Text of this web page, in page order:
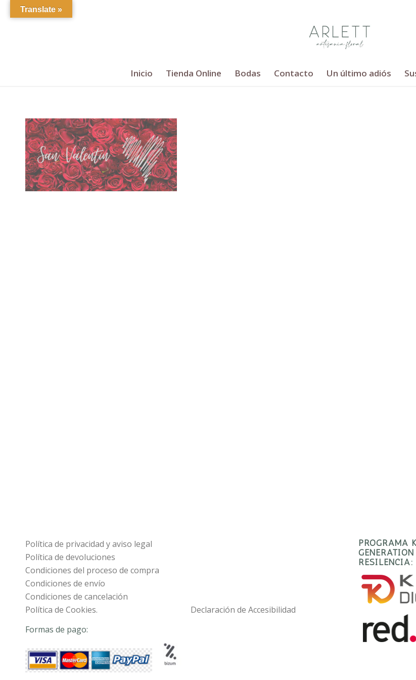
Inicio Tienda Online Bodas Contacto Un último adiós
Política de privacidad y aviso legal
Política de devoluciones
Condiciones del proceso de compra
Condiciones de envío
Condiciones de cancelación
Política de Cookies.
Declaración de Accesibilidad
Formas de pago:
PROGRAMA
RESILENCIA:
Translate »